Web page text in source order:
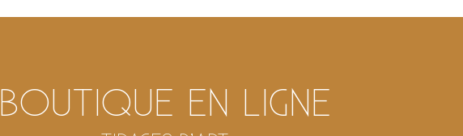
BOUTIQUE EN LIGNE